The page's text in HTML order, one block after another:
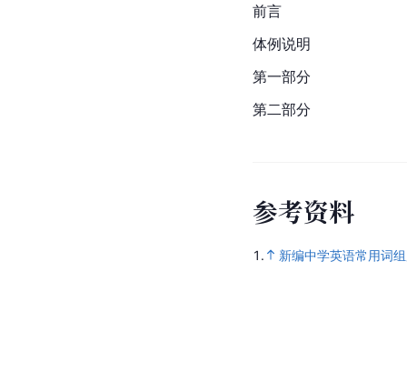
前言
体例说明
第一部分
第二部分
参考资料
1. 新编中学英语常用词